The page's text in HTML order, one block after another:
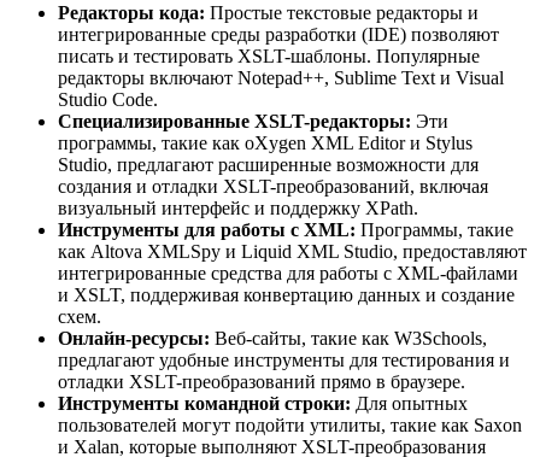
Редакторы кода: Простые текстовые редакторы и
интегрированные среды разработки (IDE) позволяют
писать и тестировать XSLT-шаблоны. Популярные
редакторы включают Notepad++, Sublime Text и Visual
Studio Code.
Специализированные XSLT-редакторы: Эти
программы, такие как oXygen XML Editor и Stylus
Studio, предлагают расширенные возможности для
создания и отладки XSLT-преобразований, включая
визуальный интерфейс и поддержку XPath.
Инструменты для работы с XML: Программы, такие
как Altova XMLSpy и Liquid XML Studio, предоставляют
интегрированные средства для работы с XML-файлами
и XSLT, поддерживая конвертацию данных и создание
схем.
Онлайн-ресурсы: Веб-сайты, такие как W3Schools,
предлагают удобные инструменты для тестирования и
отладки XSLT-преобразований прямо в браузере.
Инструменты командной строки: Для опытных
пользователей могут подойти утилиты, такие как Saxon
и Xalan, которые выполняют XSLT-преобразования